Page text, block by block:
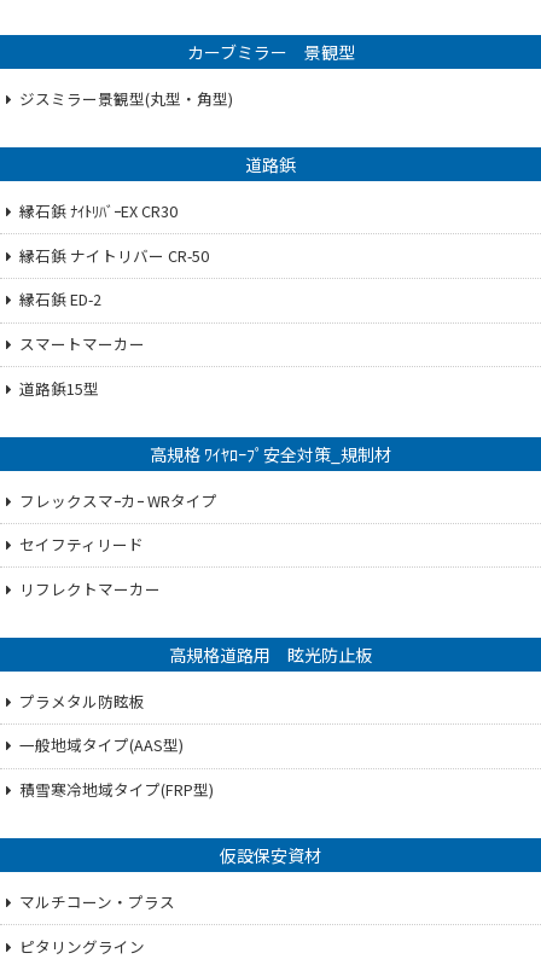
カーブミラー 景観型
ジスミラー景観型(丸型・角型)
道路鋲
縁石鋲 ﾅｲﾄﾘﾊﾞｰEX CR30
縁石鋲 ナイトリバー CR-50
縁石鋲 ED-2
スマートマーカー
道路鋲15型
高規格 ﾜｲﾔﾛｰﾌﾟ安全対策_規制材
フレックスマｰカｰ WRタイプ
セイフティリード
リフレクトマーカー
高規格道路用 眩光防止板
プラメタル防眩板
一般地域タイプ(AAS型)
積雪寒冷地域タイプ(FRP型)
仮設保安資材
マルチコーン・プラス
ピタリングライン